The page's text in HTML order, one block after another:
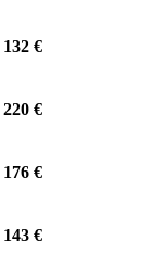
132 €
220 €
176 €
143 €